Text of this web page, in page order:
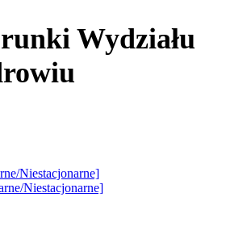
Wydziału
Niestacjonarne]
Niestacjonarne]